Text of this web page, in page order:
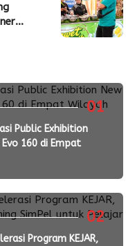
01
Public Exhibition
160 di Empat
02
Program KEJAR,